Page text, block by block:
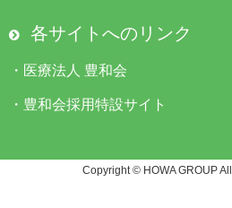
各サイトへのリンク
・ 医療法人 豊和会
・ 豊和会採用特設サイト
Copyright © HOWA GROUP